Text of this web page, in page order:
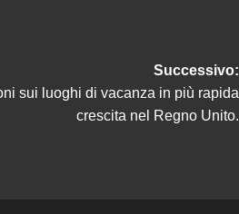
Successivo:
sui luoghi di vacanza in più rapida
crescita nel Regno Unito.